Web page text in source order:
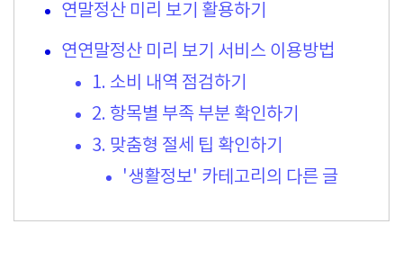
연말정산 미리 보기 활용하기
연연말정산 미리 보기 서비스 이용방법
1. 소비 내역 점검하기
2. 항목별 부족 부분 확인하기
3. 맞춤형 절세 팁 확인하기
'생활정보' 카테고리의 다른 글